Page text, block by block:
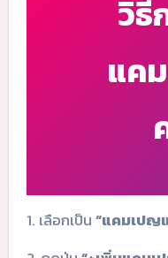
วิธี
แค
1. เลือกเป็น“แคมเปญ